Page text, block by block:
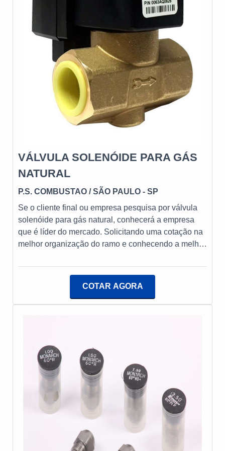
de alta qualidade onde são realizadas as atividades e
equipamentos de última geração. Esses fatores,
somados a um time com equipe com formação e
experiência internacional e profissionais qualificados,
fecha todo o ciclo de entrega com excelência para toda a
carteira de clientes....
VÁLVULA SOLENÓIDE PARA GÁS
NATURAL
P.S. COMBUSTAO / SÃO PAULO - SP
Se o cliente final ou empresa pesquisa por válvula
solenóide para gás natural, conhecerá a empresa
que é líder do mercado. Solicitando uma cotação na
melhor organização do ramo e conhecendo a melhor
VÁLVULA SOLENÓIDE PARA GÁS NATURALSe
ambientais e sociais, encontra na PS Combustão. É
qualidade.Ainda tratando-se de válvula solenóide
para gás natural, na essência da empresa, a mesma
deve prezar pelos produtos e serviços com ótima
qualidade e excelente custo-benefício, detalhes
primordiais que são deixados de lado por muitas
empresas que não focam na fidelização do
cliente.Existem muitas formas diferentes de
demonstrar conhecimento e autoridade em sua área
de atuação. Por que a PS Combustão é a melhor
COTAR AGORA